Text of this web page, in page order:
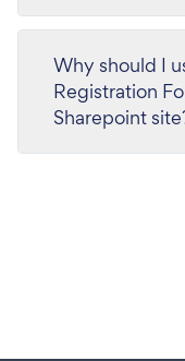
Why should I
Registration
Sharepoint